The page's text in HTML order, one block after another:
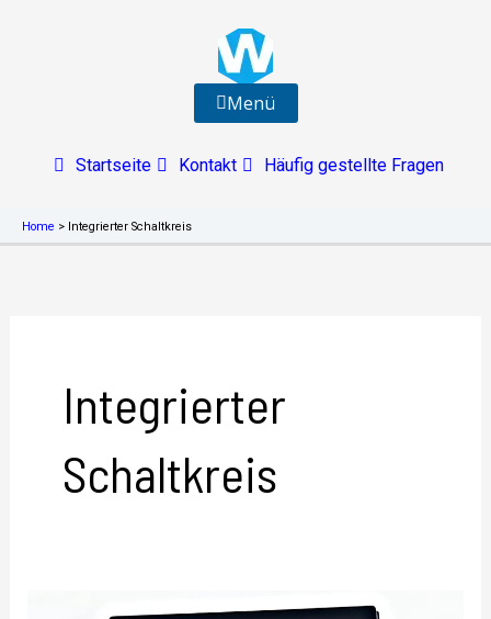
Menü
Startseite Kontakt Häufig gestellte Fragen
Home > Integrierter Schaltkreis
Integrierter
Schaltkreis